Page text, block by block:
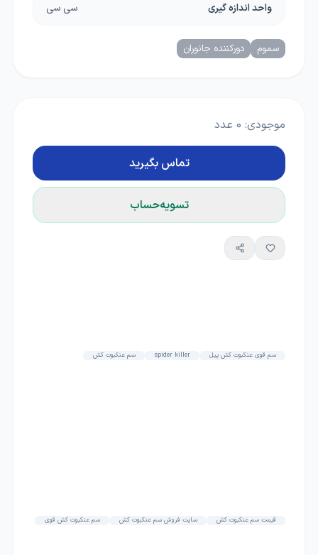
واحد اندازه گیری سی سی
سموم دورکننده جانوران
موجودی: 0 عدد
تماس بگیرید
تسویه‌حساب
سم قوی عنکبوت کش پیل spider killer سم عنکبوت کش
قیمت سم عنکبوت کش سایت فروش سم عنکبوت کش سم عنکبوت کش قوی